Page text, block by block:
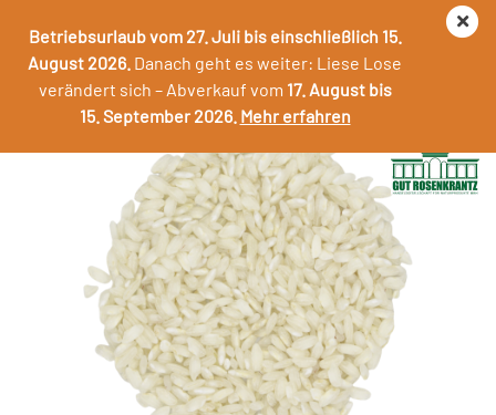
Betriebsurlaub vom 27. Juli bis einschließlich 15.
August 2026. Danach geht es weiter: Liese Lose
verändert sich – Abverkauf vom 17. August bis
15. September 2026. Mehr erfahren
Risotto Reis